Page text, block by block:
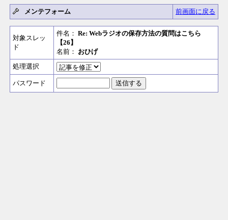
メンテフォーム 前画面に戻る
対象スレッ
ド
件名： Re: Webラジオの保存方法の質問はこちら
【26】
名前： おひげ
処理選択
パスワード